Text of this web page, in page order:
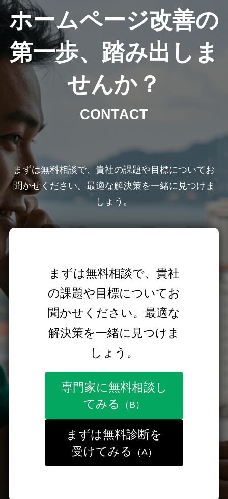
ホームページ改善の
第一歩、踏み出しま
せんか？
CONTACT
まずは無料相談で、貴社の課題や目標についてお
聞かせください。最適な解決策を一緒に見つけま
しょう。
まずは無料相談で、貴社
の課題や目標についてお
聞かせください。最適な
解決策を一緒に見つけま
しょう。
専門家に無料相談し
てみる
（B）
まずは無料診断を
受けてみる
（A）